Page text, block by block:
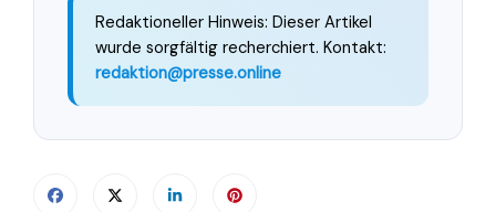
Redaktioneller Hinweis: Dieser Artikel
wurde sorgfältig recherchiert. Kontakt:
redaktion@presse.online